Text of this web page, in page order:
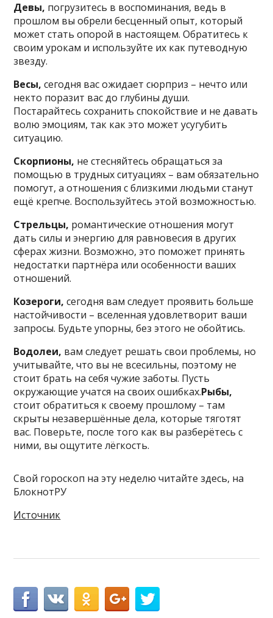
Девы, погрузитесь в воспоминания, ведь в
прошлом вы обрели бесценный опыт, который
может стать опорой в настоящем. Обратитесь к
своим урокам и используйте их как путеводную
звезду.
Весы, сегодня вас ожидает сюрприз – нечто или
некто поразит вас до глубины души.
Постарайтесь сохранить спокойствие и не давать
волю эмоциям, так как это может усугубить
ситуацию.
Скорпионы, не стесняйтесь обращаться за
помощью в трудных ситуациях – вам обязательно
помогут, а отношения с близкими людьми станут
ещё крепче. Воспользуйтесь этой возможностью.
Стрельцы, романтические отношения могут
дать силы и энергию для равновесия в других
сферах жизни. Возможно, это поможет принять
недостатки партнёра или особенности ваших
отношений.
Козероги, сегодня вам следует проявить больше
настойчивости – вселенная удовлетворит ваши
запросы. Будьте упорны, без этого не обойтись.
Водолеи, вам следует решать свои проблемы, но
учитывайте, что вы не всесильны, поэтому не
стоит брать на себя чужие заботы. Пусть
окружающие учатся на своих ошибках.Рыбы,
стоит обратиться к своему прошлому – там
скрыты незавершённые дела, которые тяготят
вас. Поверьте, после того как вы разберётесь с
ними, вы ощутите лёгкость.
Свой гороскоп на эту неделю читайте здесь, на
БлокнотРУ
Источник